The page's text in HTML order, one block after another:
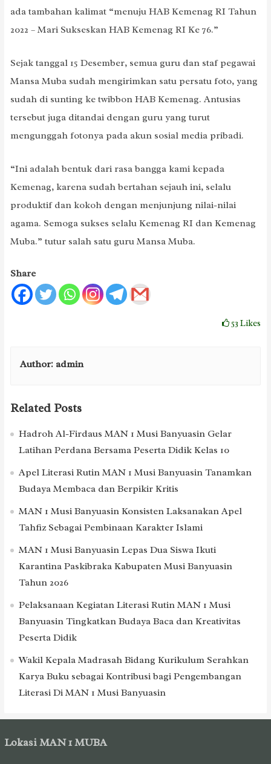
ada tambahan kalimat “menuju HAB Kemenag RI Tahun
2022 – Mari Sukseskan HAB Kemenag RI Ke 76.”
Sejak tanggal 15 Desember, semua guru dan staf pegawai
Mansa Muba sudah mengirimkan satu persatu foto, yang
sudah di sunting ke twibbon HAB Kemenag. Antusias
tersebut juga ditandai dengan guru yang turut
mengunggah fotonya pada akun sosial media pribadi.
“Ini adalah bentuk dari rasa bangga kami kepada
Kemenag, karena sudah bertahan sejauh ini, selalu
produktif dan kokoh dengan menjunjung nilai-nilai
agama. Semoga sukses selalu Kemenag RI dan Kemenag
Muba.” tutur salah satu guru Mansa Muba.
Share
53Likes
Author: admin
Related Posts
Hadroh Al-Firdaus MAN 1 Musi Banyuasin Gelar
Latihan Perdana Bersama Peserta Didik Kelas 10
Apel Literasi Rutin MAN 1 Musi Banyuasin Tanamkan
Budaya Membaca dan Berpikir Kritis
MAN 1 Musi Banyuasin Konsisten Laksanakan Apel
Tahfiz Sebagai Pembinaan Karakter Islami
MAN 1 Musi Banyuasin Lepas Dua Siswa Ikuti
Karantina Paskibraka Kabupaten Musi Banyuasin
Tahun 2026
Pelaksanaan Kegiatan Literasi Rutin MAN 1 Musi
Banyuasin Tingkatkan Budaya Baca dan Kreativitas
Peserta Didik
Wakil Kepala Madrasah Bidang Kurikulum Serahkan
Karya Buku sebagai Kontribusi bagi Pengembangan
Literasi Di MAN 1 Musi Banyuasin
Lokasi MAN 1 MUBA